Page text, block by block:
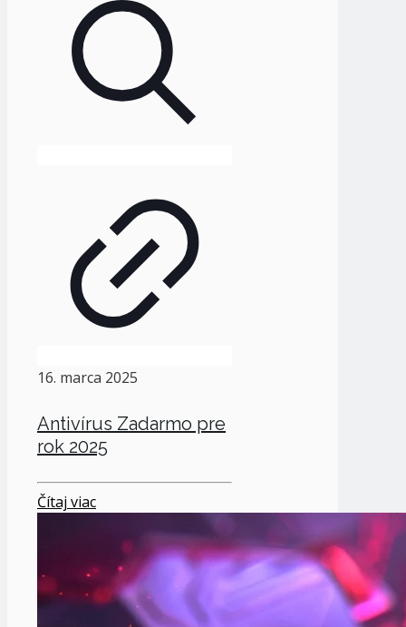
16. marca 2025
Antivírus Zadarmo pre
rok 2025
Čítaj viac